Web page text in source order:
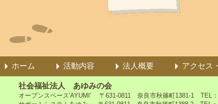
ホーム 活動内容 法人概要 アクセス
社会福祉法人 あゆみの会
オープンスペース'AYUMI' 〒631-0811 奈良市秋篠町1381-1 TEL